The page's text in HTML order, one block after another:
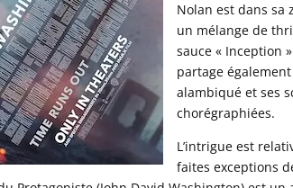
Nolan est dans sa
un mélange de
sauce « Inception
partage
alambiqué et ses
chorégraphiées.
L’intrigue est
faites exceptions